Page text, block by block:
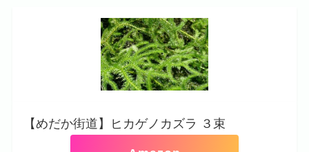
【めだか街道】ヒカゲノカズラ ３束